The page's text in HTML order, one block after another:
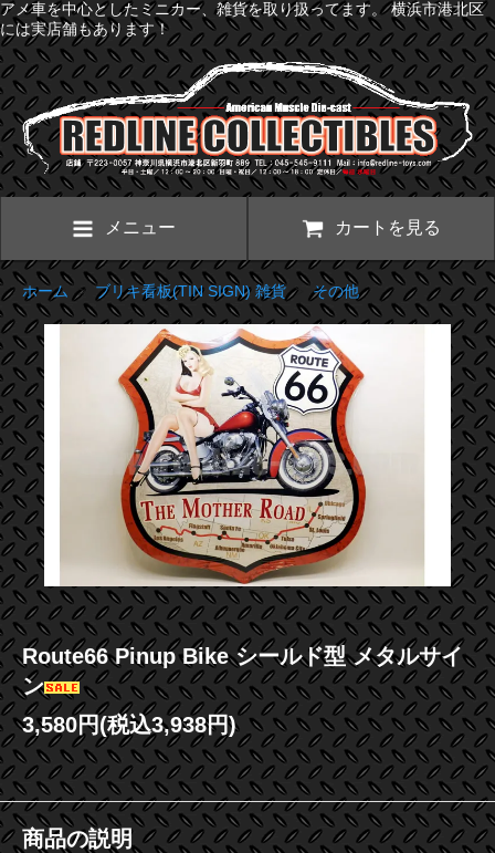
アメ車を中心としたミニカー、雑貨を取り扱ってます。 横浜市港北区
には実店舗もあります！
メニュー カートを見る
ホーム>ブリキ看板(TIN SIGN) 雑貨>その他
Route66 Pinup Bike シールド型 メタルサイ
ン
3,580円(税込3,938円)
商品の説明